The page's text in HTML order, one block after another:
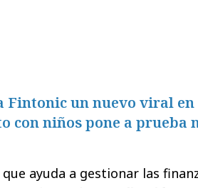
Fintonic un nuevo viral en
con niños pone a prueba
ayuda a gestionar las